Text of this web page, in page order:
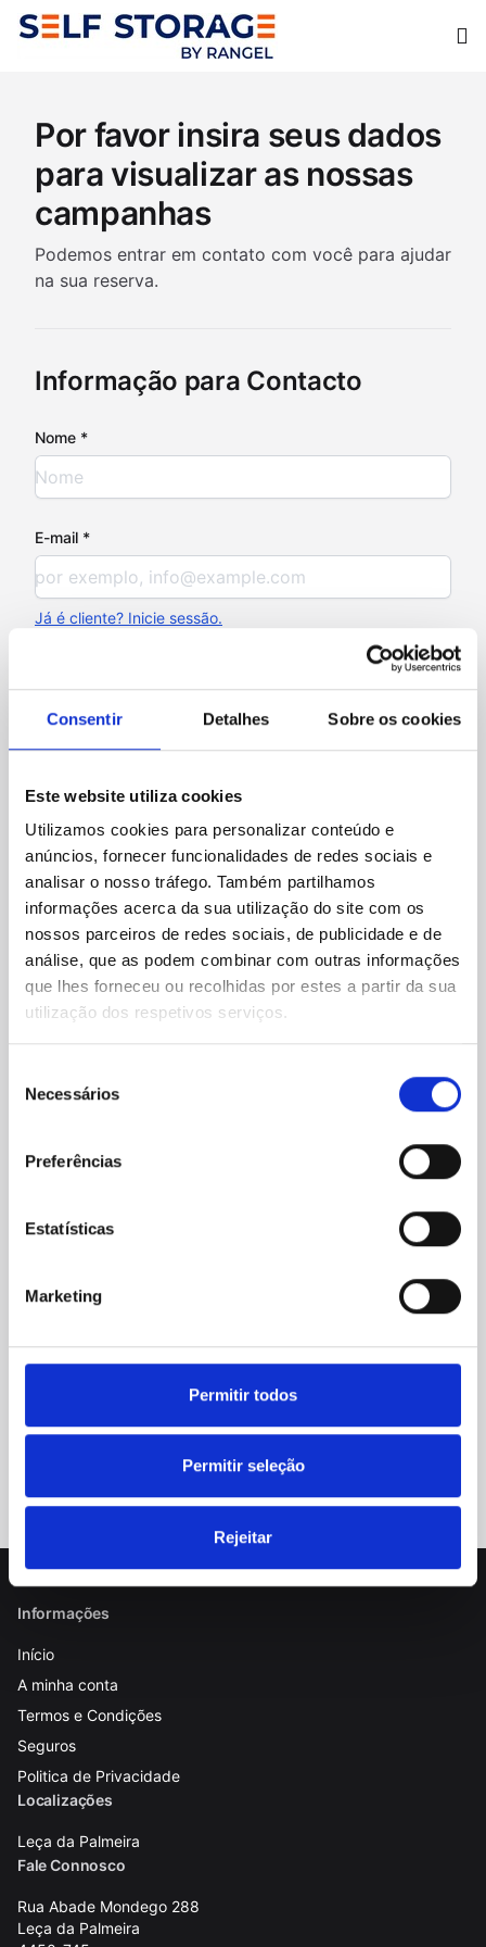
Consentir Detalhes Sobre os cookies
Este website utiliza cookies
Utilizamos cookies para personalizar conteúdo e
anúncios, fornecer funcionalidades de redes sociais e
analisar o nosso tráfego. Também partilhamos
informações acerca da sua utilização do site com os
nossos parceiros de redes sociais, de publicidade e de
análise, que as podem combinar com outras informações
que lhes forneceu ou recolhidas por estes a partir da sua
utilização dos respetivos serviços.
Necessários
Preferências
Estatísticas
Marketing
Permitir todos
Permitir seleção
Rejeitar
Por favor insira seus dados
para visualizar as nossas
campanhas
Podemos entrar em contato com você para ajudar
na sua reserva.
Informação para Contacto
Nome *
E-mail *
Já é cliente? Inicie sessão.
Informações Adicionais
Tipo de Armazenamento *
O tamanho ideal para
Informações
Início
A minha conta
Termos e Condições
Seguros
Politica de Privacidade
Localizações
Leça da Palmeira
Fale Connosco
Rua Abade Mondego 288
Leça da Palmeira